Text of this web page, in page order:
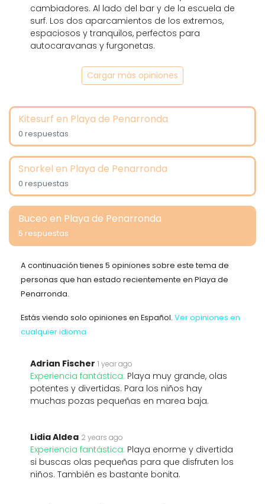
cambiadores. Al lado del bar y de la escuela de
surf. Los dos aparcamientos de los extremos,
espaciosos y tranquilos, perfectos para
autocaravanas y furgonetas.
Cargar más opiniones
Kitesurf en Playa de Penarronda
0 respuestas
Snorkel en Playa de Penarronda
0 respuestas
Buceo en Playa de Penarronda
5 respuestas
A continuación tienes 5 opiniones sobre este tema de
personas que han estado recientemente en Playa de
Penarronda.
Estás viendo solo opiniones en Español. Ver opiniones en
cualquier idioma
Adrian Fischer 1 year ago
Experiencia fantástica: Playa muy grande, olas
potentes y divertidas. Para los niños hay
muchas pozas pequeñas en marea baja.
Lidia Aldea 2 years ago
Experiencia fantástica: Playa enorme y divertida
si buscas olas pequeñas para que disfruten los
niños. También es bastante bonita.